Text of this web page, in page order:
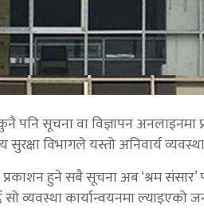
सूचना वा विज्ञापन अनलाइनमा
सुरक्षा विभागले यस्तो अनिवार्य
हुने सबै सूचना अब ‘श्रम
व्यवस्था कार्यान्वयनमा ल्याइएको